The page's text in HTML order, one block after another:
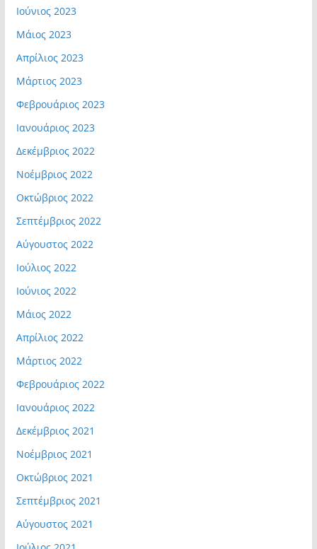
Ιούνιος 2023
Μάιος 2023
Απρίλιος 2023
Μάρτιος 2023
Φεβρουάριος 2023
Ιανουάριος 2023
Δεκέμβριος 2022
Νοέμβριος 2022
Οκτώβριος 2022
Σεπτέμβριος 2022
Αύγουστος 2022
Ιούλιος 2022
Ιούνιος 2022
Μάιος 2022
Απρίλιος 2022
Μάρτιος 2022
Φεβρουάριος 2022
Ιανουάριος 2022
Δεκέμβριος 2021
Νοέμβριος 2021
Οκτώβριος 2021
Σεπτέμβριος 2021
Αύγουστος 2021